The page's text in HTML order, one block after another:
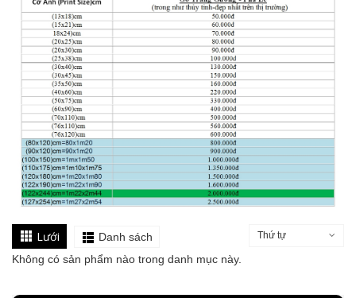
Lưới Danh sách Thứ tự
Không có sản phẩm nào trong danh mục này.